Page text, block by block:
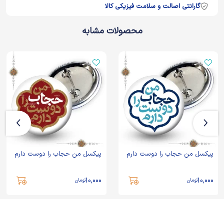
گارانتی اصالت و سلامت فیزیکی کالا
محصولات مشابه
پیکسل من حجاب را دوست دارم
10,000تومان
پیکسل من حجاب را دوست دارم
10,000تومان